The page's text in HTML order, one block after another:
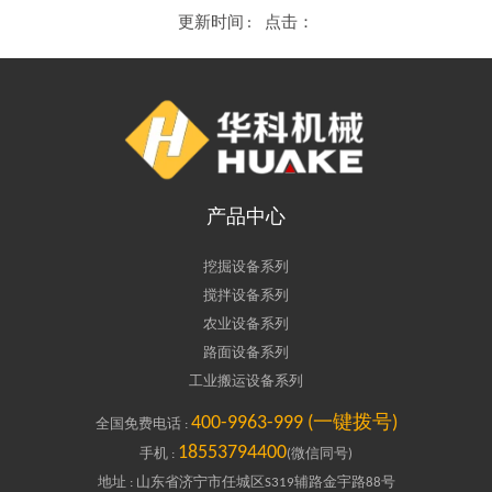
更新时间 : 点击：
产品中心
挖掘设备系列
搅拌设备系列
农业设备系列
路面设备系列
工业搬运设备系列
全国免费电话 : 400-9963-999 (一键拨号)
手机 : 18553794400(微信同号)
地址 : 山东省济宁市任城区S319辅路金宇路88号